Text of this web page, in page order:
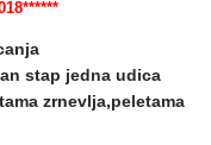
stap jedna udica
zrnevlja,peletama